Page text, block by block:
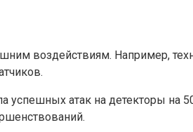
воздействиям. Например,
успешных атак на детекторы на